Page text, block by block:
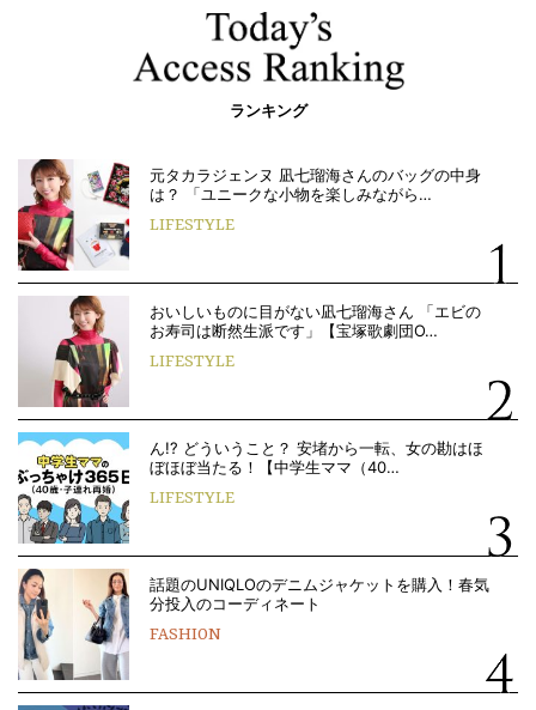
ランキング
元タカラジェンヌ 凪七瑠海さんのバッグの中身
は？ 「ユニークな小物を楽しみながら…
LIFESTYLE
おいしいものに目がない凪七瑠海さん 「エビの
お寿司は断然生派です」【宝塚歌劇団O…
LIFESTYLE
ん!? どういうこと？ 安堵から一転、女の勘はほ
ぼほぼ当たる！【中学生ママ（40…
LIFESTYLE
話題のUNIQLOのデニムジャケットを購入！春気
分投入のコーディネート
FASHION